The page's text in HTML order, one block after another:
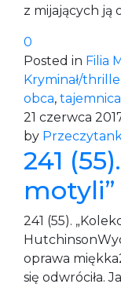
z mijających ją
0
Posted in Filia
Kryminał/
obca, tajemnica
21 czerwca
by
241
241 (55).
oprawa
się odwróciła.